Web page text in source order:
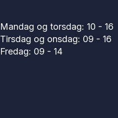
Mandag og torsdag: 10 - 16
Tirsdag og onsdag: 09 - 16
Fredag: 09 - 14